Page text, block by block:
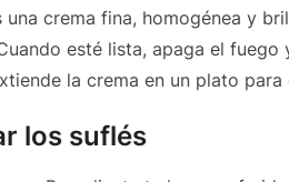
crema fina, homogénea y
esté lista, apaga el
la crema en un plato
los suflés